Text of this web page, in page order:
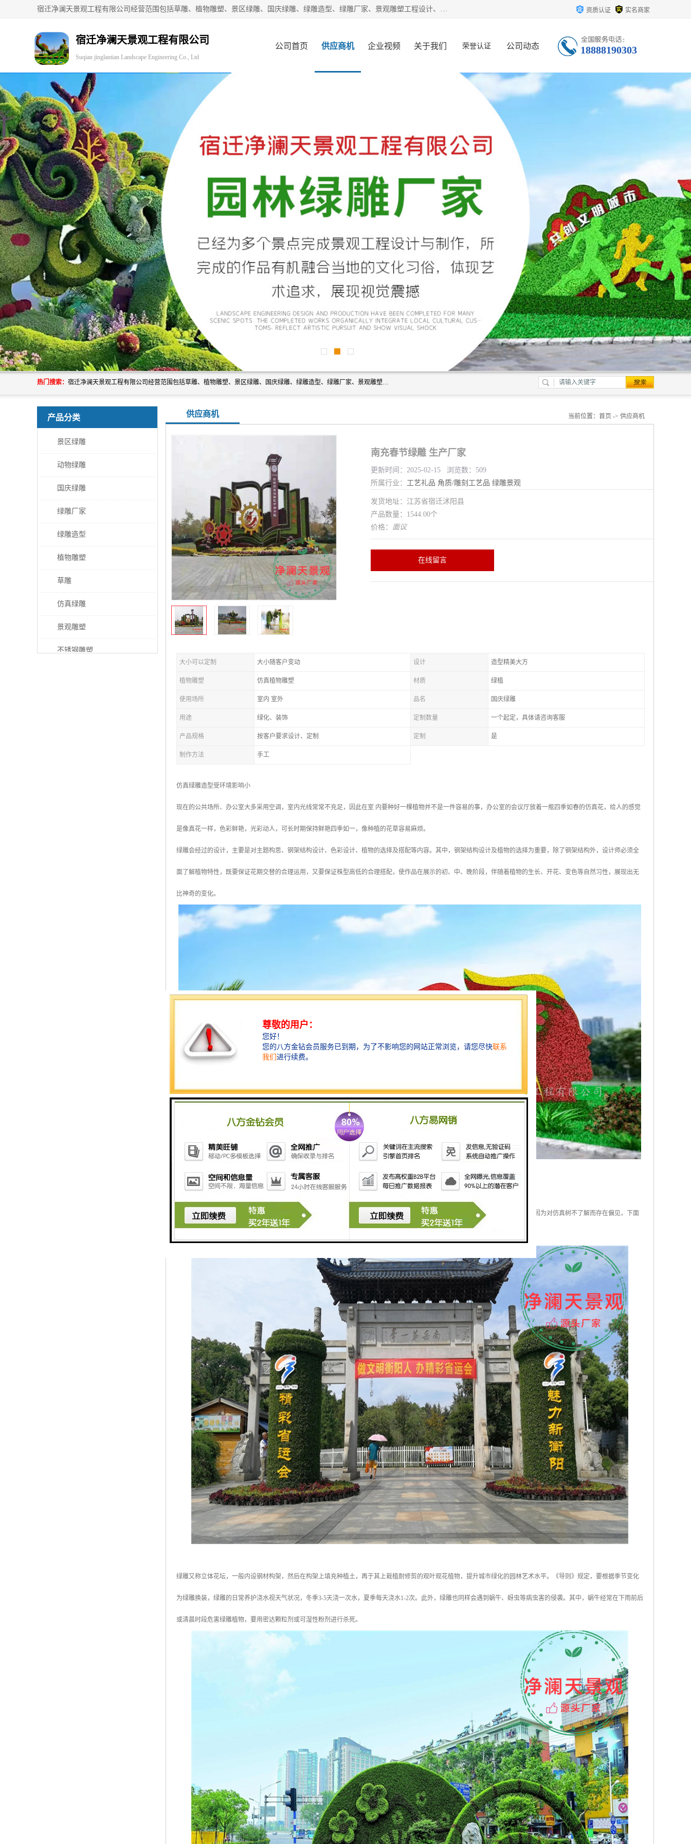
宿迁净澜天景观工程有限公司经营范围包括草雕、植物雕塑、景区绿雕、国庆绿雕、绿雕造型、绿雕厂家、景观雕塑工程设计、施工;绿化工程设计、施工、养护;绿化苗木、盆景种植、销售;是一家大型立体花坛草雕绿雕、五色草造型绿雕，仿真植物绿雕、稻草人工艺品、不锈钢雕塑等策划制作厂家，提供绿雕设计，制作,加工，及安装一站式服务。 资质认证 实名商家
宿迁净澜天景观工程有限公司
Suqian jinglantian Landscape Engineering Co., Ltd
公司首页 供应商机 企业视频 关于我们 荣誉认证 公司动态 18888190303
热门搜索： 宿迁净澜天景观工程有限公司经营范围包括草雕、植物雕塑、景区绿雕、国庆绿雕、绿雕造型、绿雕厂家、景观雕塑工程设计、施工;绿化工程设计、施工、养护;绿化苗木、盆景种植、销售;是一家大型立体花坛草雕绿雕、五色草造型绿雕，仿真植物绿雕、稻草人工艺品、不锈钢雕塑等策划制作厂家，提供绿雕设计，制作,加工，及安装一站式服务。
产品分类
景区绿雕
动物绿雕
国庆绿雕
绿雕厂家
绿雕造型
植物雕塑
草雕
仿真绿雕
景观雕塑
不锈钢雕塑
供应商机 当前位置： 首页 -> 供应商机
南充春节绿雕 生产厂家
更新时间：2025-02-15 浏览数：509
所属行业： 工艺礼品 角质/雕刻工艺品 绿雕景观
发货地址：江苏省宿迁沭阳县
产品数量：1544.00个
价格： 面议
在线留言
大小可以定制 大小随客户变动 设计 造型精美大方
植物雕塑 仿真植物雕塑 材质 绿植
使用场所 室内 室外 品名 国庆绿雕
用途 绿化、装饰 定制数量 一个起定，具体请咨询客服
产品规格 按客户要求设计、定制 定制 是
制作方法 手工
仿真绿雕造型受环境影响小
现在的公共场所、办公室大多采用空调，室内光线常常不充足，因此在室 内要种好一棵植物并不是一件容易的事，办公室的会议厅放着一瓶四季如春的仿真花，给人的感觉
是像真花一样，色彩鲜艳，光彩动人，可长时期保持鲜艳四季如一，像种植的花草容易麻烦。
绿雕会经过的设计，主要是对主题构思、钢架结构设计、色彩设计、植物的选择及搭配等内容。其中，钢架结构设计及植物的选择为重要，除了钢架结构外，设计师必须全
面了解植物特性，既要保证花期交替的合理运用，又要保证株型高低的合理搭配，使作品在展示的初、中、晚阶段，伴随着植物的生长、开花、变色等自然习性，展现出无
比神奇的变化。
怎么区分仿真植物绿雕中哪些有抗紫外线的功能？
近几年来，仿真植物逐渐走进人们的视野，不管是室内装饰还是室外装饰，它的存在为人们生活创造了的价值。可是，还是有很多人因为对仿真树不了解而存在偏见，下面
绿雕又称立体花坛，一般内设钢材构架，然后在构架上填充种植土，再于其上栽植耐修剪的观叶观花植物，提升城市绿化的园林艺术水平。《导则》规定，要根据季节变化
为绿雕换装，绿雕的日常养护浇水视天气状况，冬季3-5天浇一次水，夏季每天浇水1-2次。此外，绿雕也同样会遇到蜗牛、蚜虫等病虫害的侵袭。其中，蜗牛经常在下雨前后
或清晨时段危害绿雕植物，要用密达颗粒剂或可湿性粉剂进行杀死。